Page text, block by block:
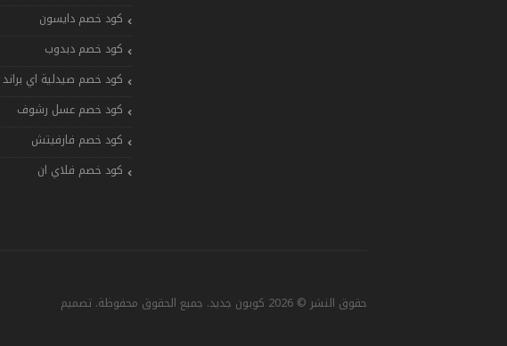
كود خصم دايسون
كود خصم دبدوب
كود خصم صيدلية اي براند
كود خصم عسل رشوف
كود خصم فارفيتش
كود خصم فلاي ان
حقوق النشر © 2026 كوبون جديد. جميع الحقوق محفوظة. تصميم